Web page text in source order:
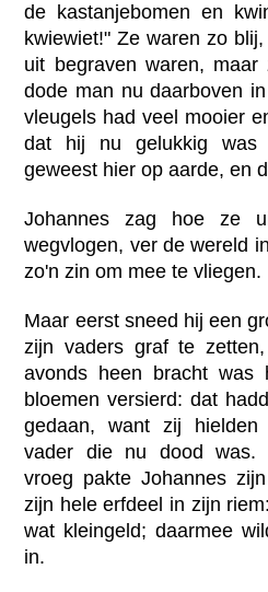
de kastanjebomen en
kwiewiet!" Ze waren zo
uit begraven waren,
dode man nu daarboven
vleugels had veel mooier
dat hij nu gelukkig was
geweest hier op aarde, en
Johannes zag hoe ze
wegvlogen, ver de wereld
zo'n zin om mee te vliegen.
Maar eerst sneed hij een
zijn vaders graf te
avonds heen bracht
bloemen versierd: dat
gedaan, want zij
vader die nu dood was.
vroeg pakte Johannes
zijn hele erfdeel in zijn
wat kleingeld; daarmee
in.